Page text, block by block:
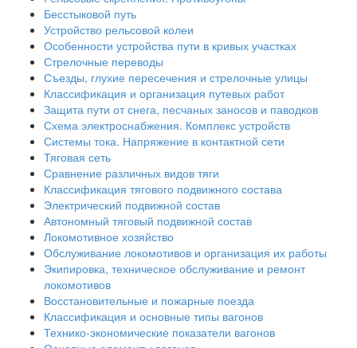
Бесстыковой путь
Устройство рельсовой колеи
Особенности устройства пути в кривых участках
Стрелочные переводы
Съезды, глухие пересечения и стрелочные улицы
Классификация и организация путевых работ
Защита пути от снега, песчаных заносов и паводков
Схема электроснабжения. Комплекс устройств
Системы тока. Напряжение в контактной сети
Тяговая сеть
Сравнение различных видов тяги
Классификация тягового подвижного состава
Электрический подвижной состав
Автономный тяговый подвижной состав
Локомотивное хозяйство
Обслуживание локомотивов и организация их работы
Экипировка, техническое обслуживание и ремонт
локомотивов
Восстановительные и пожарные поезда
Классификация и основные типы вагонов
Технико-экономические показатели вагонов